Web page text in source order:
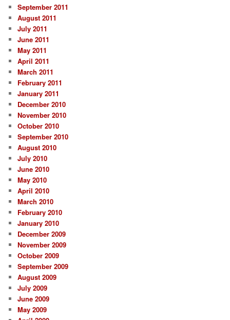
September 2011
August 2011
July 2011
June 2011
May 2011
April 2011
March 2011
February 2011
January 2011
December 2010
November 2010
October 2010
September 2010
August 2010
July 2010
June 2010
May 2010
April 2010
March 2010
February 2010
January 2010
December 2009
November 2009
October 2009
September 2009
August 2009
July 2009
June 2009
May 2009